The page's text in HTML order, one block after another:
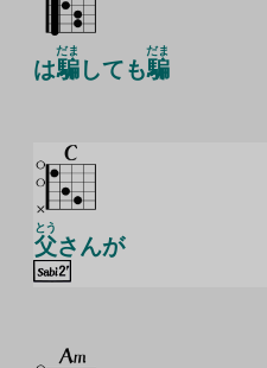
は騙
だま
しても騙
だま
父
とう
さんが